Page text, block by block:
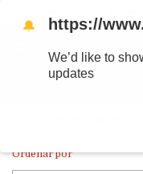
Ordenar por
🔔 https://
We’d like to
updates